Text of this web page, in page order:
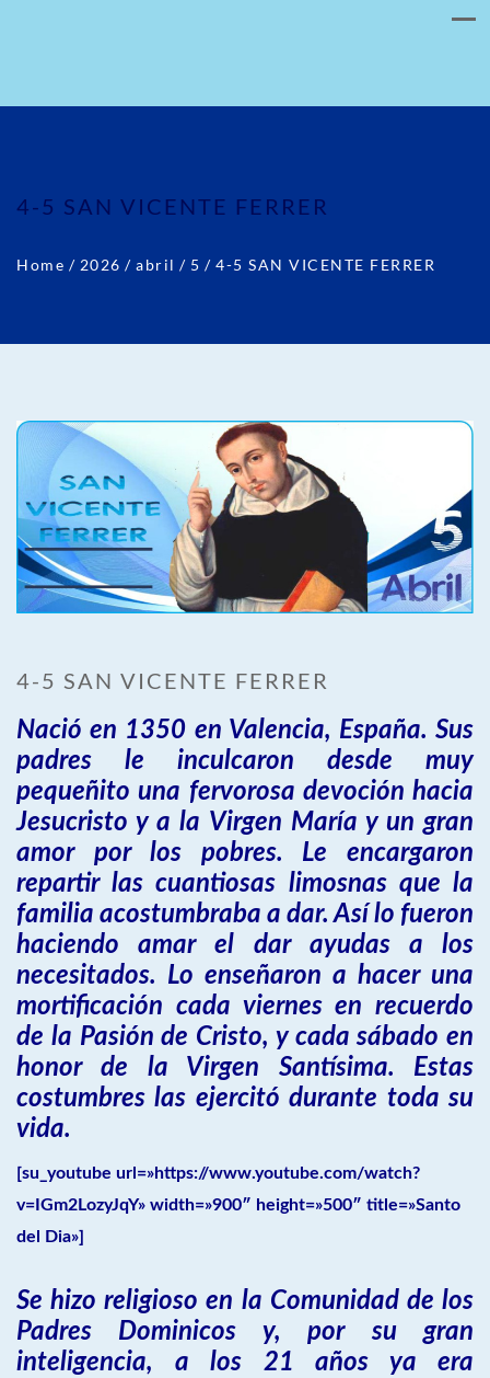
4-5 SAN VICENTE FERRER
Home / 2026 / abril / 5 / 4-5 SAN VICENTE FERRER
4-5 SAN VICENTE FERRER
Nació en 1350 en Valencia, España. Sus
padres le inculcaron desde muy
pequeñito una fervorosa devoción hacia
Jesucristo y a la Virgen María y un gran
amor por los pobres. Le encargaron
repartir las cuantiosas limosnas que la
familia acostumbraba a dar. Así lo fueron
haciendo amar el dar ayudas a los
necesitados. Lo enseñaron a hacer una
mortificación cada viernes en recuerdo
de la Pasión de Cristo, y cada sábado en
honor de la Virgen Santísima. Estas
costumbres las ejercitó durante toda su
vida.
[su_youtube url=»https://www.youtube.com/watch?
v=IGm2LozyJqY» width=»900″ height=»500″ title=»Santo
del Dia»]
Se hizo religioso en la Comunidad de los
Padres Dominicos y, por su gran
inteligencia, a los 21 años ya era